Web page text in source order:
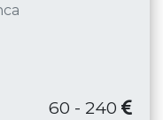
60 - 240